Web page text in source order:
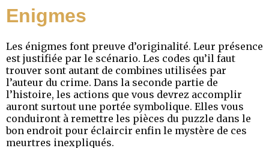
Enigmes
Les énigmes font preuve d’originalité. Leur présence
est justifiée par le scénario. Les codes qu’il faut
trouver sont autant de combines utilisées par
l’auteur du crime. Dans la seconde partie de
l’histoire, les actions que vous devrez accomplir
auront surtout une portée symbolique. Elles vous
conduiront à remettre les pièces du puzzle dans le
bon endroit pour éclaircir enfin le mystère de ces
meurtres inexpliqués.